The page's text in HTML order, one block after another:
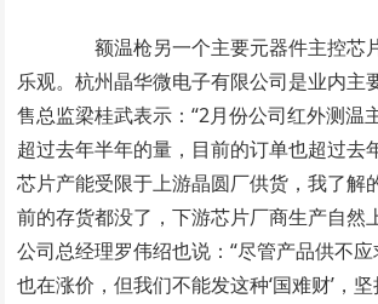
额温枪另一个主要元器件主控芯
乐观。杭州晶华微电子有限公司是业内主
售总监梁桂武表示：“2月份公司红外测温
超过去年半年的量，目前的订单也超过去
芯片产能受限于上游晶圆厂供货，我了解
前的存货都没了，下游芯片厂商生产自然
公司总经理罗伟绍也说：“尽管产品供不
也在涨价，但我们不能发这种‘国难财’，